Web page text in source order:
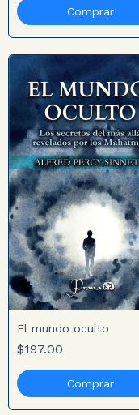
El mundo oculto
$197.00